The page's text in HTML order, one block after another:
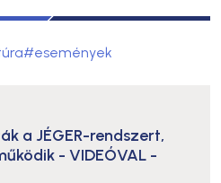
#események
a JÉGER-rendszert,
- VIDEÓVAL -